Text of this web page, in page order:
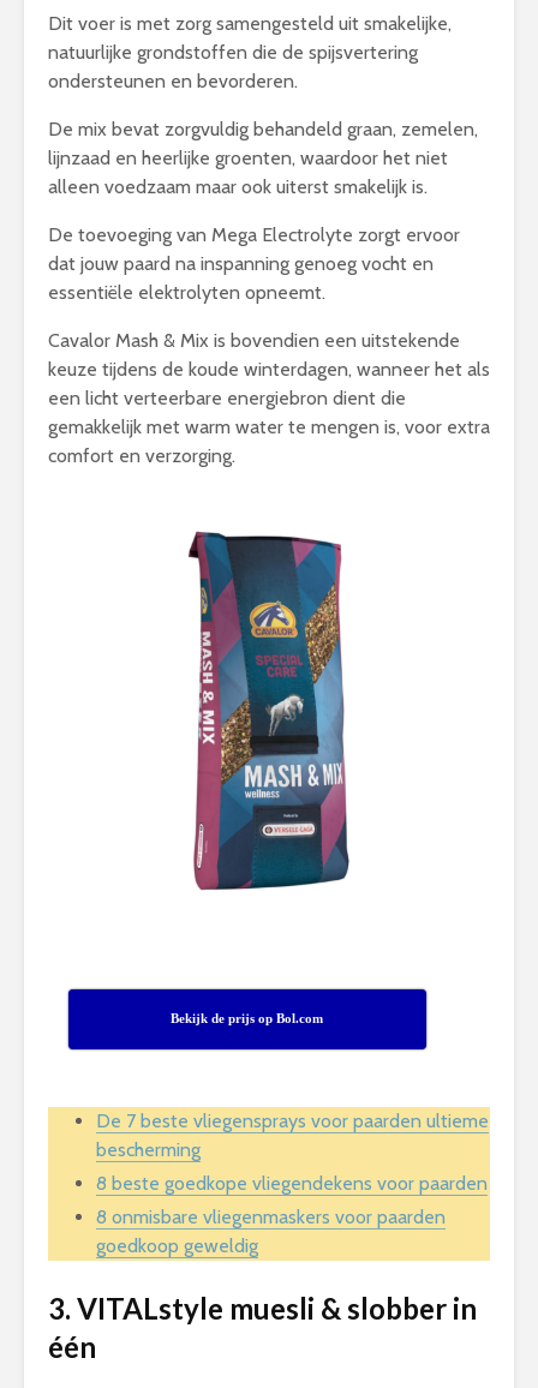
Dit voer is met zorg samengesteld uit smakelijke,
natuurlijke grondstoffen die de spijsvertering
ondersteunen en bevorderen.
De mix bevat zorgvuldig behandeld graan, zemelen,
lijnzaad en heerlijke groenten, waardoor het niet
alleen voedzaam maar ook uiterst smakelijk is.
De toevoeging van Mega Electrolyte zorgt ervoor
dat jouw paard na inspanning genoeg vocht en
essentiële elektrolyten opneemt.
Cavalor Mash & Mix is bovendien een uitstekende
keuze tijdens de koude winterdagen, wanneer het als
een licht verteerbare energiebron dient die
gemakkelijk met warm water te mengen is, voor extra
comfort en verzorging.
Bekijk de prijs op Bol.com
De 7 beste vliegensprays voor paarden ultieme
bescherming
8 beste goedkope vliegendekens voor paarden
8 onmisbare vliegenmaskers voor paarden
goedkoop geweldig
3. VITALstyle muesli & slobber in
één